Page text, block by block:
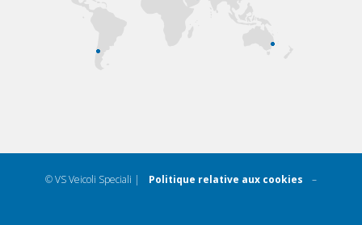
© VS Veicoli Speciali | Politique relative aux cookies –